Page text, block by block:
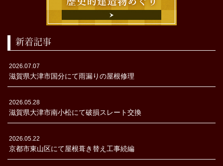
新着記事
2026.07.07
滋賀県大津市国分にて雨漏りの屋根修理
2026.05.28
滋賀県大津市南小松にて破損スレート交換
2026.05.22
京都市東山区にて屋根葺き替え工事続編